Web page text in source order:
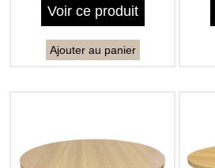
Voir ce produit
Ajouter au panier